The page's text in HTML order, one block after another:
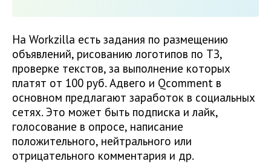
На Workzilla есть задания по размещению
объявлений, рисованию логотипов по ТЗ,
проверке текстов, за выполнение которых
платят от 100 руб. Адвего и Qcomment в
основном предлагают заработок в социальных
сетях. Это может быть подписка и лайк,
голосование в опросе, написание
положительного, нейтрального или
отрицательного комментария и др.